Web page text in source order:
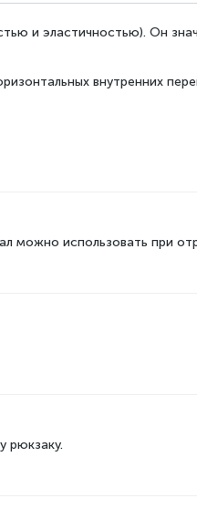
и эластичностью). Он
внутренних
можно использовать при
рюкзаку.